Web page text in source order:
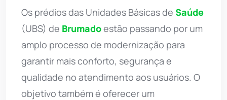
Os prédios das Unidades Básicas de Saúde
(UBS) de Brumadoestão passando por um
amplo processo de modernização para
garantir mais conforto, segurança e
qualidade no atendimento aos usuários. O
objetivo também é oferecer um